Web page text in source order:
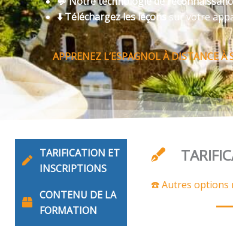
⬇️ Téléchargez les leçons sur votre
APPRENEZ L’ESPAGNOL À DISTANCE
TARIFICATION ET
INSCRIPTIONS
CONTENU DE LA
FORMATION
☎️ Autres options